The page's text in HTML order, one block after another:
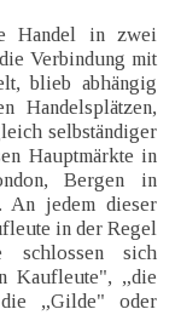
Handel in zwei
Verbindung mit
blieb abhängig
Handelsplätzen,
selbständiger
Hauptmärkte in
Bergen in
An jedem dieser
in der Regel
schlossen sich
Kaufleute", „die
„Gilde" oder